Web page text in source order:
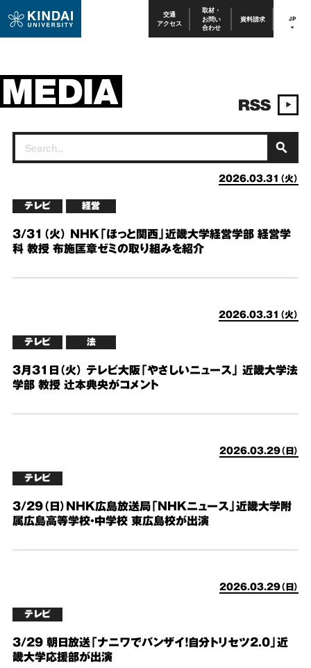
交通
アクセス
取材・
お問い
合わせ
資料請求 JP
2026.03.31（火）
テレビ 経営
3/31（火） NHK「ほっと関西」近畿大学経営学部 経営学
科 教授 布施匡章ゼミの取り組みを紹介
2026.03.31（火）
テレビ 法
3月31日（火） テレビ大阪「やさしいニュース」 近畿大学法
学部 教授 辻本典央がコメント
2026.03.29（日）
テレビ
3/29（日）NHK広島放送局「NHKニュース」近畿大学附
属広島高等学校・中学校 東広島校が出演
2026.03.29（日）
テレビ
3/29 朝日放送「ナニワでバンザイ！自分トリセツ2.0」近
畿大学応援部が出演